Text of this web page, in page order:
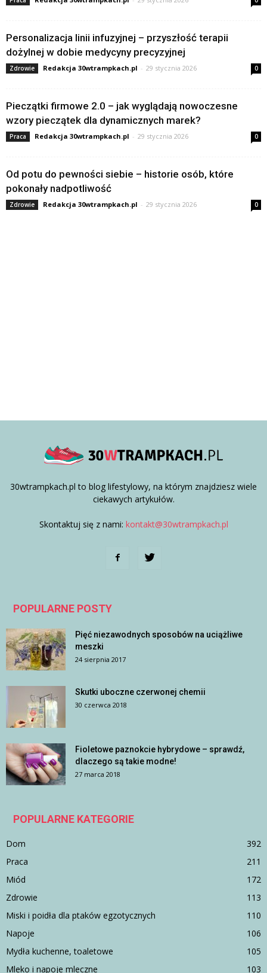
Personalizacja linii infuzyjnej – przyszłość terapii
dożylnej w dobie medycyny precyzyjnej
Zdrowie Redakcja 30wtrampkach.pl - 29 stycznia 2026 0
Pieczątki firmowe 2.0 – jak wyglądają nowoczesne
wzory pieczątek dla dynamicznych marek?
Praca Redakcja 30wtrampkach.pl - 29 stycznia 2026 0
Od potu do pewności siebie – historie osób, które
pokonały nadpotliwość
Zdrowie Redakcja 30wtrampkach.pl - 29 stycznia 2026 0
30wtrampkach.pl to blog lifestylowy, na którym znajdziesz wiele
ciekawych artykułów.
Skontaktuj się z nami: kontakt@30wtrampkach.pl
POPULARNE POSTY
Pięć niezawodnych sposobów na uciążliwe
meszki
24 sierpnia 2017
Skutki uboczne czerwonej chemii
30 czerwca 2018
Fioletowe paznokcie hybrydowe – sprawdź,
dlaczego są takie modne!
27 marca 2018
POPULARNE KATEGORIE
Dom
392
Praca
211
Miód
172
Zdrowie
113
Miski i poidła dla ptaków egzotycznych
110
Napoje
106
Mydła kuchenne, toaletowe
105
Mleko i napoje mleczne
103